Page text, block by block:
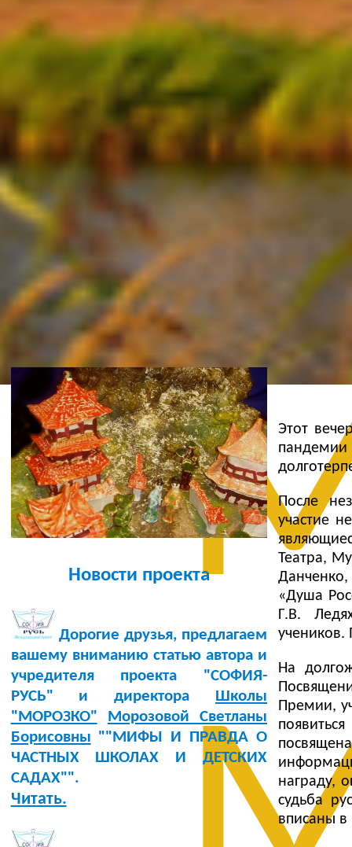
Новости проекта
Дорогие друзья, предлагаем
вашему вниманию статью автора и
учредителя проекта "СОФИЯ-
РУСЬ" и директора Школы
"МОРОЗКО"
Морозовой Светланы
Борисовны ""МИФЫ И ПРАВДА О
ЧАСТНЫХ ШКОЛАХ И ДЕТСКИХ
САДАХ"".
Читать.
Этот
После
участие
Театра,
«Душа
Г.В.
На
Премии,
награду,
судьба
вписаны в